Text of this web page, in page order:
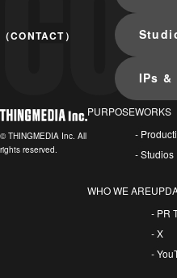
（CONTACT）
IPs
© THINGMEDIA Inc. All
rights reserved.
PURPOSEWORKS
-
- Studios
WHO WE ARE
- PR
- X
-